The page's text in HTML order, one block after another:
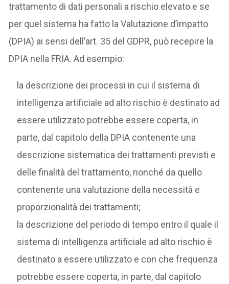
trattamento di dati personali a rischio elevato e se
per quel sistema ha fatto la Valutazione d’impatto
(DPIA) ai sensi dell’art. 35 del GDPR, può recepire la
DPIA nella FRIA. Ad esempio:
la descrizione dei processi in cui il sistema di
intelligenza artificiale ad alto rischio è destinato ad
essere utilizzato potrebbe essere coperta, in
parte, dal capitolo della DPIA contenente una
descrizione sistematica dei trattamenti previsti e
delle finalità del trattamento, nonché da quello
contenente una valutazione della necessità e
proporzionalità dei trattamenti;
la descrizione del periodo di tempo entro il quale il
sistema di intelligenza artificiale ad alto rischio è
destinato a essere utilizzato e con che frequenza
potrebbe essere coperta, in parte, dal capitolo